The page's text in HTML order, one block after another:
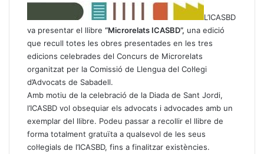
L’ICASBD
va presentar el llibre “Microrelats ICASBD”, una edició
que recull totes les obres presentades en les tres
edicions celebrades del Concurs de Microrelats
organitzat per la Comissió de Llengua del Col·legi
d’Advocats de Sabadell.
Amb motiu de la celebració de la Diada de Sant Jordi,
l’ICASBD vol obsequiar els advocats i advocades amb un
exemplar del llibre. Podeu passar a recollir el llibre de
forma totalment gratuïta a qualsevol de les seus
col·legials de l’ICASBD, fins a finalitzar existències.